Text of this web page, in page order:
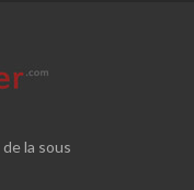
de la sous